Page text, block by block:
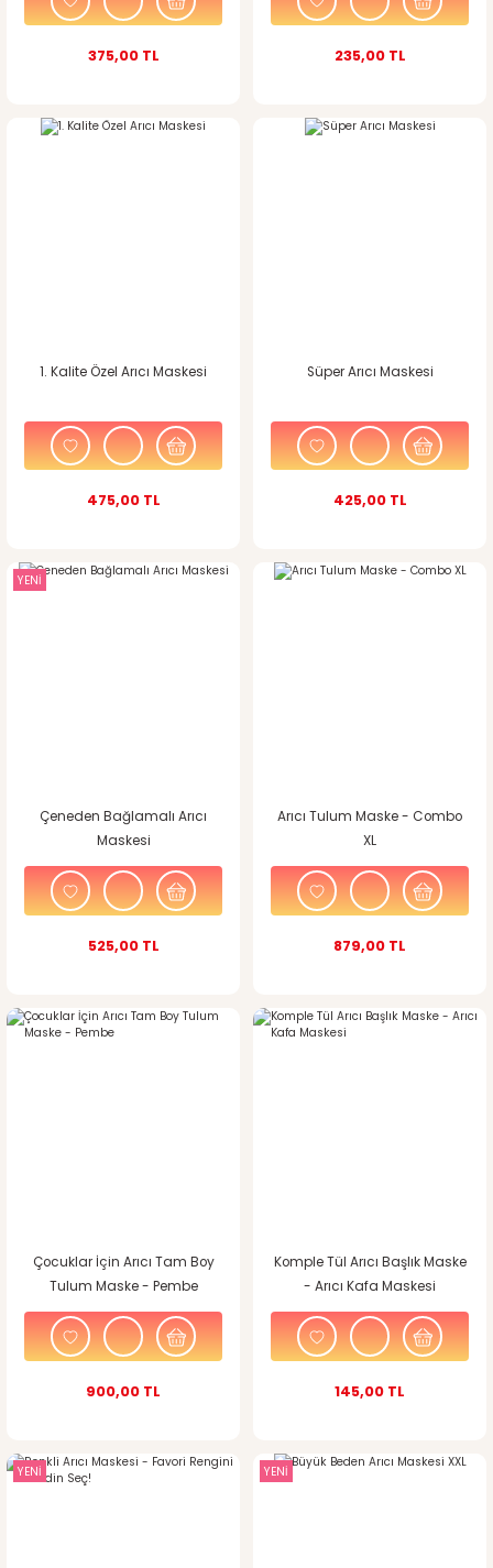
375,00 TL 235,00 TL
1. Kalite Özel Arıcı Maskesi
475,00 TL
Süper Arıcı Maskesi
425,00 TL
YENİ
Çeneden Bağlamalı Arıcı
Maskesi
525,00 TL
Arıcı Tulum Maske - Combo
XL
879,00 TL
Çocuklar İçin Arıcı Tam Boy
Tulum Maske - Pembe
900,00 TL
Komple Tül Arıcı Başlık Maske
- Arıcı Kafa Maskesi
145,00 TL
YENİ YENİ